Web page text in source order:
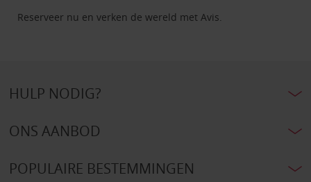
Reserveer nu en verken de wereld met Avis.
HULP NODIG?
ONS AANBOD
POPULAIRE BESTEMMINGEN